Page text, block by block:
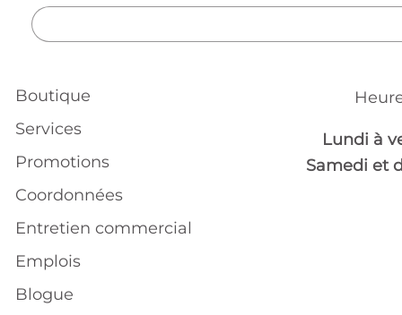
Boutique
Services
Promotions
Coordonnées
Entretien commercial
Emplois
Blogue
Lundi à
Samedi et